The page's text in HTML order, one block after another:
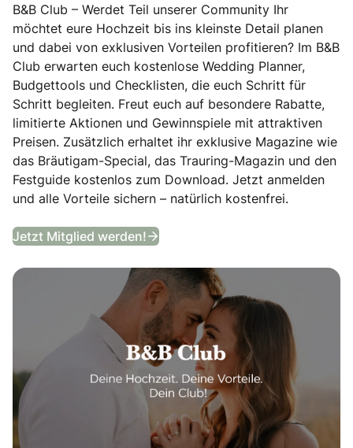
B&B Club – Werdet Teil unserer Community Ihr
möchtet eure Hochzeit bis ins kleinste Detail planen
und dabei von exklusiven Vorteilen profitieren? Im B&B
Club erwarten euch kostenlose Wedding Planner,
Budgettools und Checklisten, die euch Schritt für
Schritt begleiten. Freut euch auf besondere Rabatte,
limitierte Aktionen und Gewinnspiele mit attraktiven
Preisen. Zusätzlich erhaltet ihr exklusive Magazine wie
das Bräutigam-Special, das Trauring-Magazin und den
Festguide kostenlos zum Download. Jetzt anmelden
und alle Vorteile sichern – natürlich kostenfrei.
Jetzt Mitglied werden! B&B Club